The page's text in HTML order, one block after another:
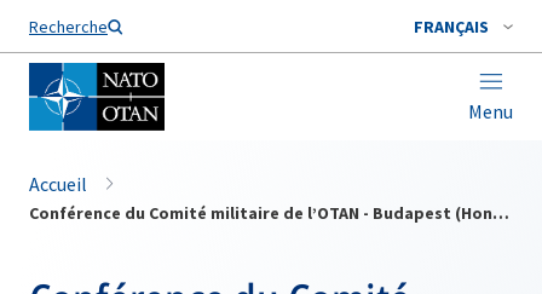
Recherche FRANÇAIS
Menu
Nom de famille*
Accueil
Conférence du Comité militaire de l’OTAN - Budapest (Hongrie)